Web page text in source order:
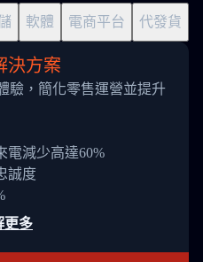
軟體 電商平台 代發貨
決方案
驗，簡化零售運營並提升
電減少高達60%
誠度
更多